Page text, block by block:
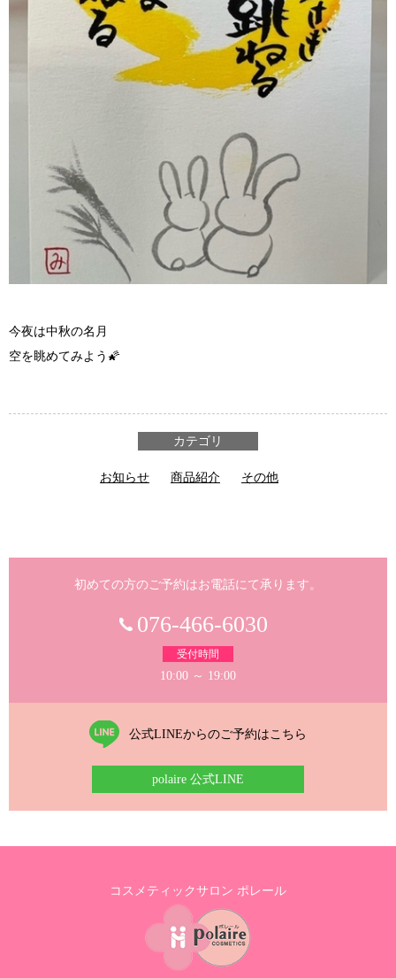
今夜は中秋の名月
空を眺めてみよう🌠
カテゴリ
お知らせ 商品紹介 その他
初めての方のご予約はお電話にて承ります。
076-466-6030
受付時間
10:00 ～ 19:00
公式LINEからのご予約はこちら
polaire 公式LINE
コスメティックサロン ポレール